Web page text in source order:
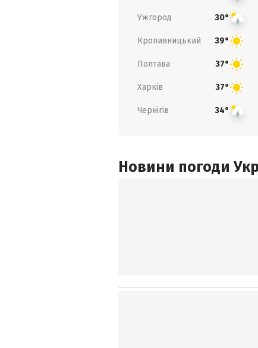
Ужгород 30°
Кропивницький 39°
Полтава 37°
Харків 37°
Чернігів 34°
Новини погоди